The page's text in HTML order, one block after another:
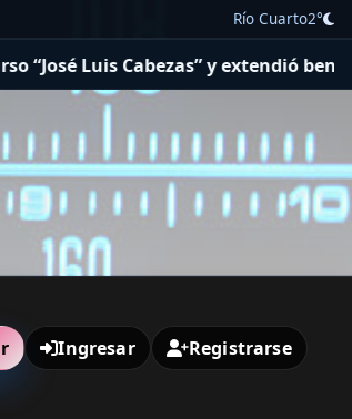
Río Cuarto2°
y extendió beneficios tributarios
Ingresar Registrarse